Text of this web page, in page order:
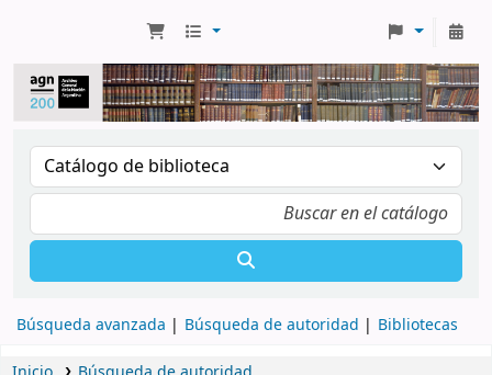
Búsqueda avanzada Búsqueda de autoridad Bibliotecas